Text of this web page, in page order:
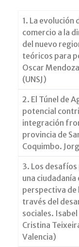
1. La evolución
comercio a la
del nuevo
teóricos para
Oscar
(UNSJ)
2. El Túnel de
potencial
integración
provincia de
Coquimbo.
3. Los
una
perspectiva de
través del
sociales. Isabel
Cristina
Valencia)